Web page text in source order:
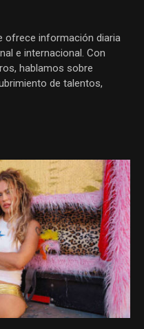
ofrece información diaria
e internacional. Con
hablamos sobre
de talentos,